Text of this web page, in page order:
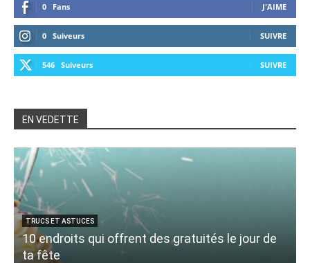
0 Fans J'AIME
0 Suiveurs SUIVRE
546 Suiveurs SUIVRE
EN VEDETTE
TRUCS ET ASTUCES
10 endroits qui offrent des gratuités le jour de
ta fête